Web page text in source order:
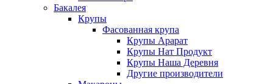
Бакалея
Крупы
Фасованная крупа
Крупы Арарат
Крупы Нат Продукт
Крупы Наша Деревня
Другие производители